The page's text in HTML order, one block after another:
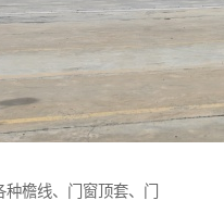
檐线、门窗顶套、门